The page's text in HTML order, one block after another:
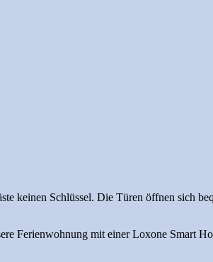
keinen Schlüssel. Die Türen öffnen sich
Ferienwohnung mit einer Loxone Smart